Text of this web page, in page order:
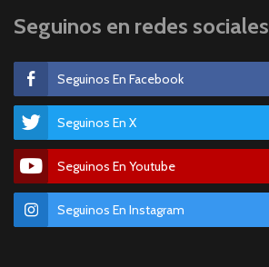
Seguinos en redes sociales
Seguinos En Facebook
Seguinos En X
Seguinos En Youtube
Seguinos En Instagram